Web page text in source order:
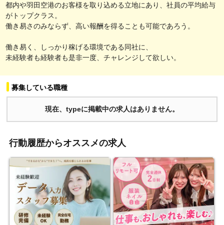
都内や羽田空港のお客様を取り込める立地にあり、社員の平均給与
がトップクラス。
働き易さのみならず、高い報酬を得ることも可能であろう。
働き易く、しっかり稼げる環境である同社に、
未経験者も経験者も是非一度、チャレンジして欲しい。
募集している職種
現在、typeに掲載中の求人はありません。
行動履歴からオススメの求人